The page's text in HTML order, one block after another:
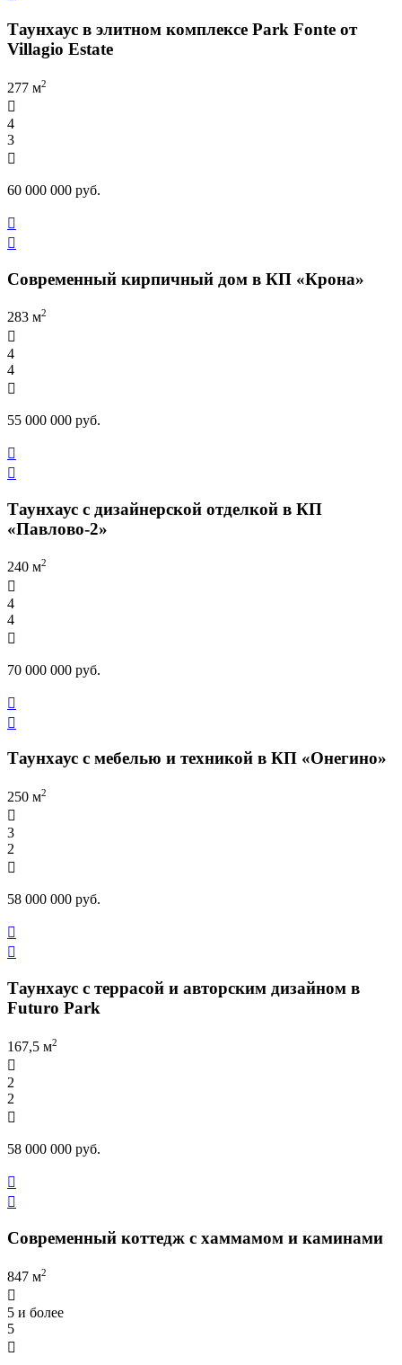
Таунхаус в элитном комплексе Park Fonte от
Villagio Estate
277 м2

4
3

60 000 000 руб.


Современный кирпичный дом в КП «Крона»
283 м2

4
4

55 000 000 руб.


Таунхаус с дизайнерской отделкой в КП
«Павлово-2»
240 м2

4
4

70 000 000 руб.


Таунхаус с мебелью и техникой в КП «Онегино»
250 м2

3
2

58 000 000 руб.


Таунхаус с террасой и авторским дизайном в
Futuro Park
167,5 м2

2
2

58 000 000 руб.


Современный коттедж с хаммамом и каминами
847 м2

5 и более
5
